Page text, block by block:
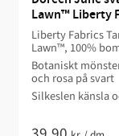
Lawn™ Liberty
Liberty Fabrics
Lawn™, 100%
Botaniskt
och rosa på svart
Silkeslen känsla